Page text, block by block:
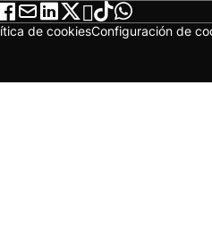
de cookiesConfiguración de